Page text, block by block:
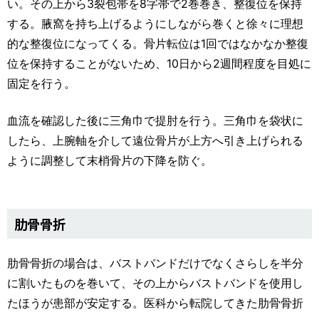
い。その上から3裂包帯を8字帯で2巻巻き、整復位を保持
する。腋窩を持ち上げるようにしながら巻くと徐々に理想
的な整復位になってくる。骨片転位は1回ではなかなか整復
位を保持することがないため、10日から2週間程度を目処に
固定を行う。
血流を確認した後に三角巾で提肘を行う。三角巾を袋状に
したら、上腕軸を介して遠位骨片が上方へ引き上げられる
ように調整して末梢骨片の下降を防ぐ。
肋骨骨折
肋骨骨折の場合は、バストバンドだけでなくさらしを半分
に割いたものを巻いて、その上からバストバンドを使用し
たほうが患部が安定する。医科から転院してきた肋骨骨折